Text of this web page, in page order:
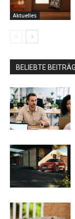
Aktuelles
BELIEBTE